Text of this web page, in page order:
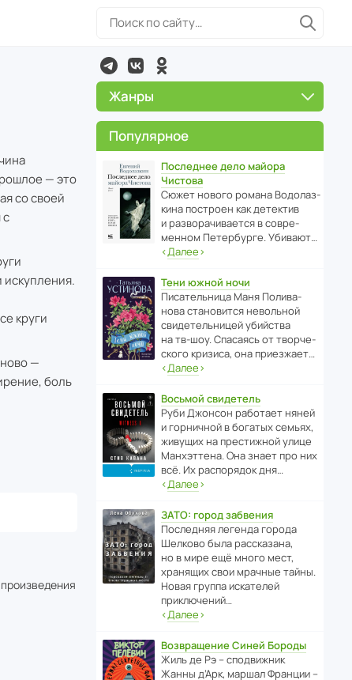
— это
со своей
с
круги
—
боль
Жанры
Популярное
Последнее дело майора
Чистова
Сюжет нового романа Водо­ла­з­
кина пост­роен как дете­ктив
и разво­ра­чи­ва­ется в совре­
менном Пете­р­бурге. Убивают…
‹Далее›
Тени южной ночи
Писа­тель­ница Маня Поли­ва­
нова стано­вится невольной
свиде­тель­ницей убийства
на тв-шоу. Спасаясь от твор­че­
с­кого кризиса, она приезжает…
‹Далее›
Восьмой свидетель
Руби Джонсон рабо­тает няней
и горни­чной в богатых семьях,
живущих на прес­ти­жной улице
Манх­эт­тена. Она знает про них
всё. Их распо­рядок дня…
‹Далее›
ЗАТО: город забвения
После­дняя легенда города
Шелково была расска­зана,
но в мире ещё много мест,
хранящих свои мрачные тайны.
Новая группа иска­телей
приключений…
‹Далее›
Возвращение Синей Бороды
Жиль де Рэ – спод­ви­жник
Жанны д’Арк, маршал Франции –